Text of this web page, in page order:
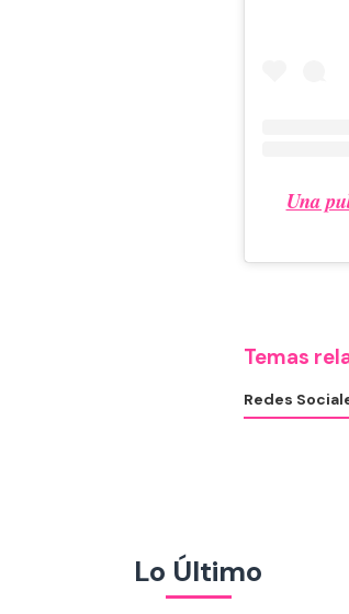
Una
Temas
Redes
Lo Último